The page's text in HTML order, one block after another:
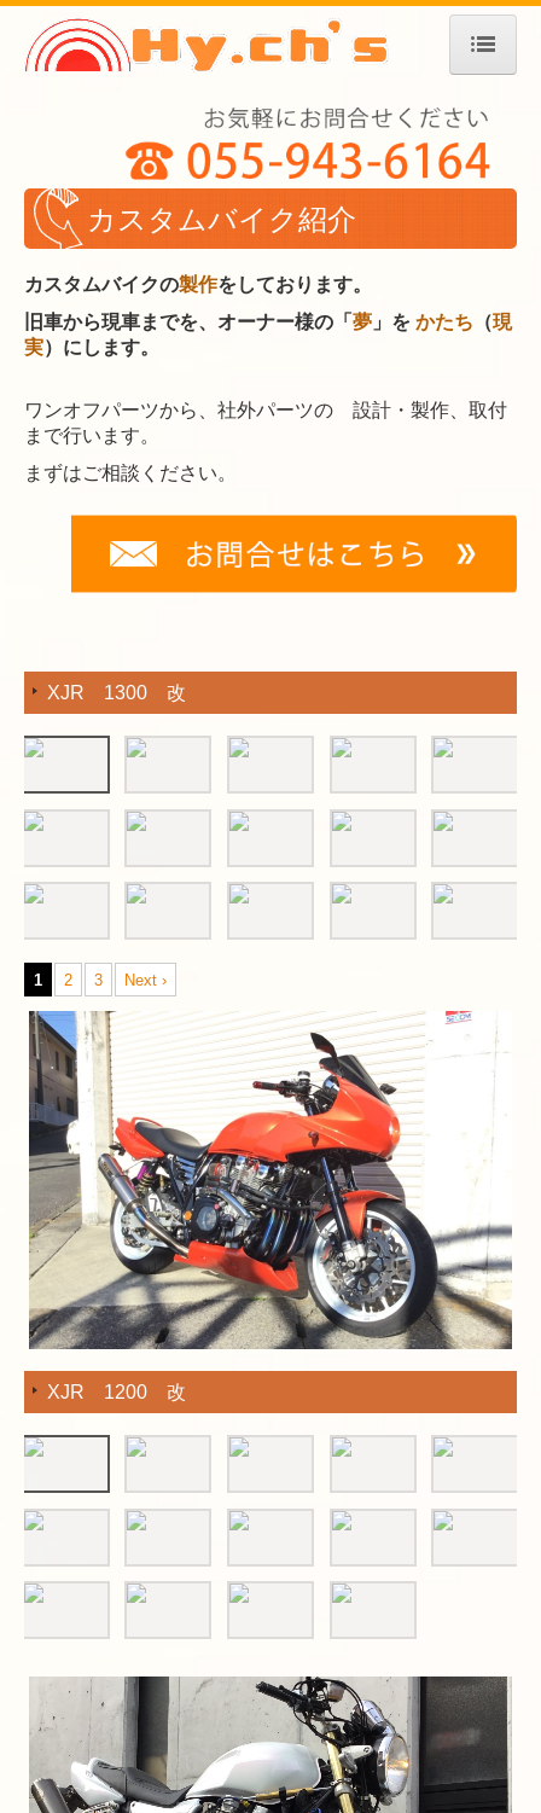
店舗案内
ご成約車両
整備風景
ジャイロ系 メンテナンス料金表
部品検索
総合メンテナンス
メンテナンス・修理
お客様紹介
並行車両紹介
お見積もり依頼
Q&A－もしもの時に－
注意事項
カスタムバイク紹介
カスタムバイクの製作をしております。
旧車から現車までを、オーナー様の「 夢 」を かたち （現
実）にします。
ワンオフパーツから、社外パーツの 設計・製作、取付
まで行います。
まずはご相談ください。
XJR 1300 改
1 2 3 Next ›
XJR 1200 改